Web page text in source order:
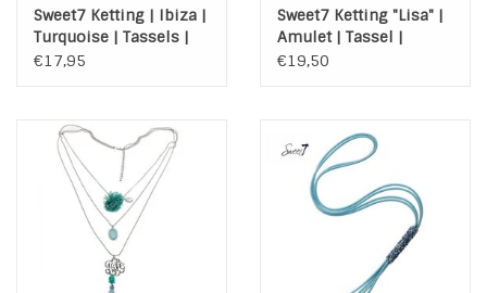
Sweet7 Ketting | Ibiza |
Turquoise | Tassels |
Facet glaskralen
€17,95
Sweet7 Ketting "Lisa" |
Amulet | Tassel |
Pompoms | Blauw |
€19,50